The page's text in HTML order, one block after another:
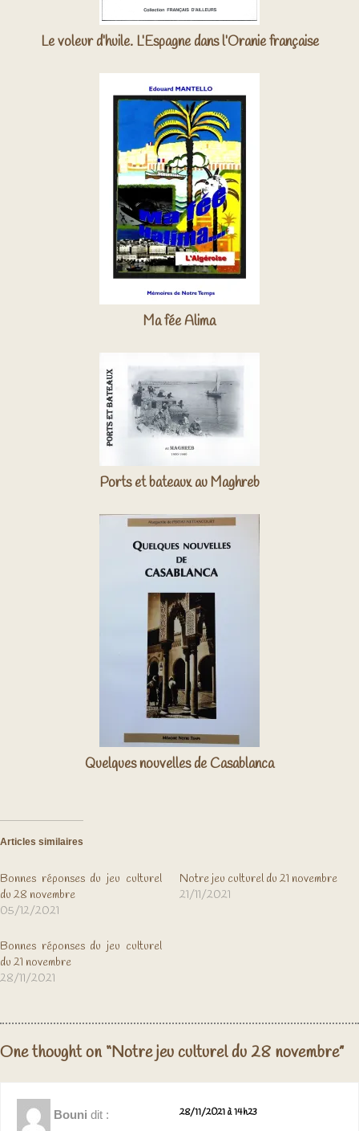
Le voleur d’huile. L’Espagne dans l’Oranie française
Ma fée Alima
Ports et bateaux au Maghreb
Quelques nouvelles de Casablanca
Articles similaires
Bonnes réponses du jeu culturel
du 28 novembre
05/12/2021
Notre jeu culturel du 21 novembre
21/11/2021
Bonnes réponses du jeu culturel
du 21 novembre
28/11/2021
One thought on “Notre jeu culturel du 28 novembre”
Bouni dit : 28/11/2021 à 14h23